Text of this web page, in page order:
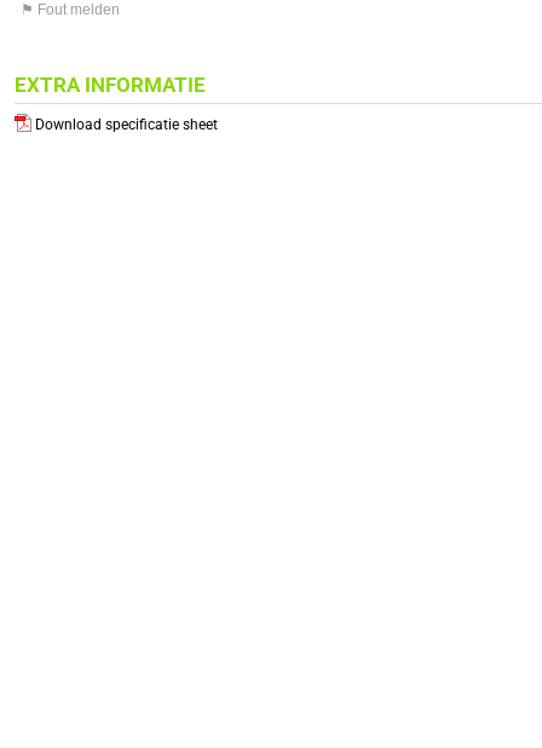
⚑ Fout melden
EXTRA INFORMATIE
Download specificatie sheet